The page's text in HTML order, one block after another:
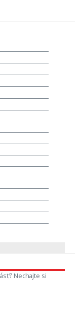
Nechajte si